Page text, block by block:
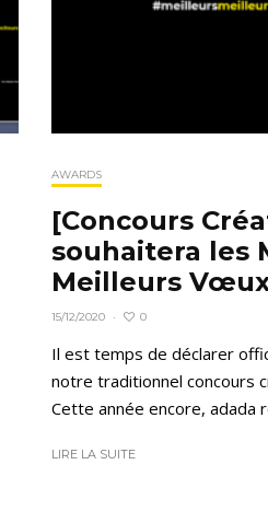
AWARDS
[Concours
souhaitera les
Meilleurs Vœux
15/12/2020 · 0
Il est temps de déclarer
notre traditionnel concours
Cette année encore, adada
LIRE LA SUITE